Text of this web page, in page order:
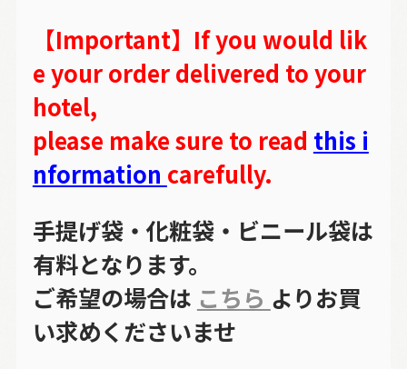
【Important】If you would lik
e your order delivered to your
hotel,
please make sure to read this i
nformation carefully.
手提げ袋・化粧袋・ビニール袋は
有料となります。
ご希望の場合は こちら よりお買
い求めくださいませ